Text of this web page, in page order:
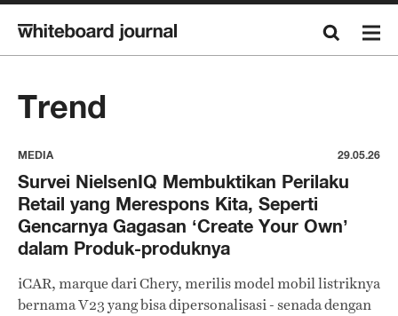
Trend
MEDIA 29.05.26
Survei NielsenIQ Membuktikan Perilaku
Retail yang Merespons Kita, Seperti
Gencarnya Gagasan ‘Create Your Own’
dalam Produk-produknya
iCAR, marque dari Chery, merilis model mobil listriknya
bernama V23 yang bisa dipersonalisasi - senada dengan